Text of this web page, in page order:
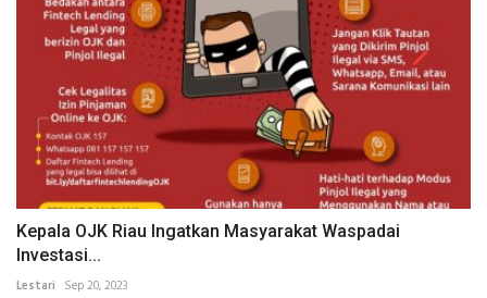
Kepala OJK Riau Ingatkan Masyarakat Waspadai
Investasi...
Lestari Sep 20, 2023